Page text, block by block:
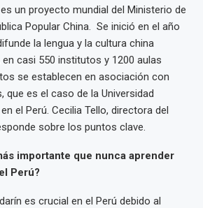
un proyecto mundial del Ministerio de
Popular China. Se inició en el año
la lengua y la cultura china
casi 550 institutos y 1200 aulas
se establecen en asociación con
que es el caso de la Universidad
el Perú. Cecilia Tello, directora del
sobre los puntos clave.
importante que nunca aprender
Perú?
es crucial en el Perú debido al